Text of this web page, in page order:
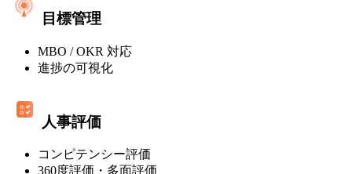
ス]
マ
ン
目標管理
MBO / OKR 対応
進捗の可視化
人事評価
コンピテンシー評価
360度評価・多面評価